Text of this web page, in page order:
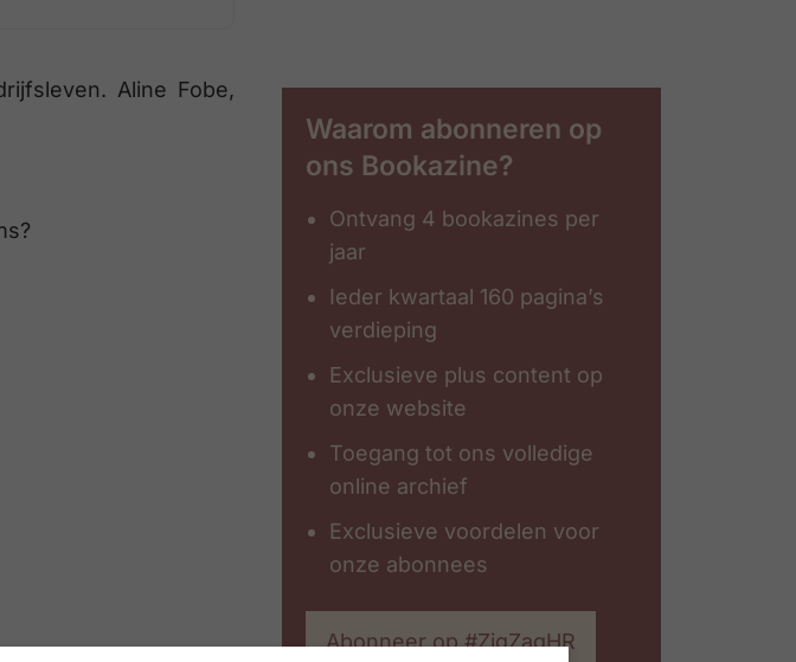
Aline Fobe,
Waarom abonneren op
ons Bookazine?
Ontvang 4 bookazines per
jaar
Ieder kwartaal 160 pagina’s
verdieping
Exclusieve plus content op
onze website
Toegang tot ons volledige
online archief
Exclusieve voordelen voor
onze abonnees
Abonneer op #ZigZagHR